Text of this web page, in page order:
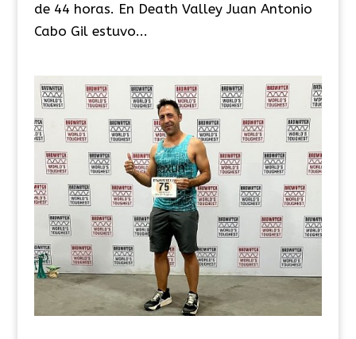
de 44 horas. En Death Valley Juan Antonio
Cabo Gil estuvo...